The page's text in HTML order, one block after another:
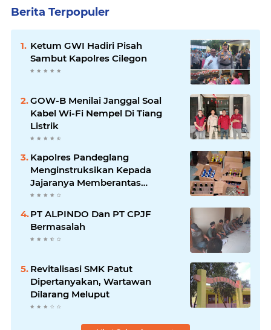
Berita Terpopuler
Ketum GWI Hadiri Pisah
Sambut Kapolres Cilegon
GOW-B Menilai Janggal Soal
Kabel Wi-Fi Nempel Di Tiang
Listrik
Kapolres Pandeglang
Menginstruksikan Kepada
Jajaranya Memberantas
Peredaran Miras
PT ALPINDO Dan PT CPJF
Bermasalah
Revitalisasi SMK Patut
Dipertanyakan, Wartawan
Dilarang Meluput